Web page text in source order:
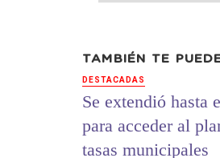
TAMBIÉN TE
DESTACADAS
Se extendió hasta
para acceder al
tasas municipales